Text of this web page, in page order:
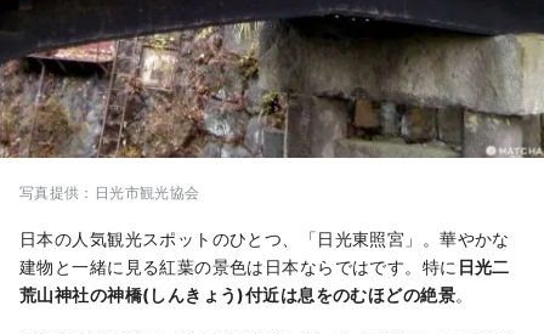
写真提供：日光市観光協会
日本の人気観光スポットのひとつ、「日光東照宮」。華やかな
建物と一緒に見る紅葉の景色は日本ならではです。特に 日光二
荒山神社の神橋(しんきょう)付近は息をのむほどの絶景。